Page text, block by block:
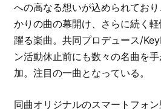
への高なる想いが込められてお
かりの曲の幕開け、さらに続く
躍る楽曲。共同プロデュース/
ン活動休止前にも数々の名曲を
加。注目の一曲となっている。
同曲オリジナルのスマートフォ